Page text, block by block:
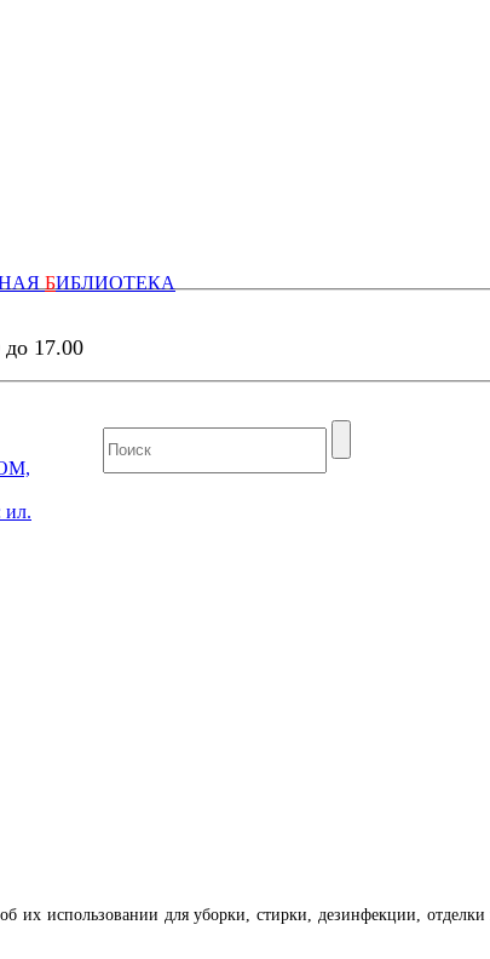
БИБЛИОТЕКА
до 17.00
их использовании для уборки, стирки, дезинфекции,